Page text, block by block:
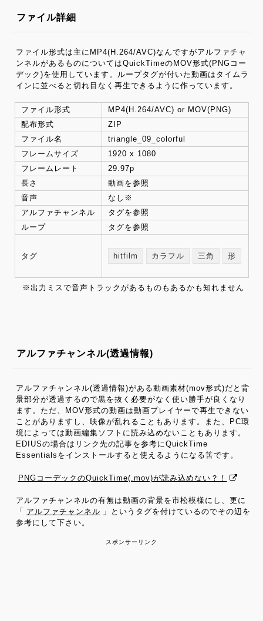
ファイル詳細
ファイル形式は主にMP4(H.264/AVC)なんですがアルファチャ
ンネルがあるものについてはQuickTimeのMOV形式(PNGコー
デック)を使用しています。ループタグが付いた動画はタイムラ
インに並べると切れ目なく再生できるように作っています。
ファイル形式
MP4(H.264/AVC) or MOV(PNG)
配布形式
ZIP
ファイル名
triangle_09_colorful
フレームサイズ
1920 x 1080
フレームレート
29.97p
長さ
動画を参照
音声
なし※
アルファチャンネル
タグを参照
ループ
タグを参照
タグ hitfilm カラフル 三角 形
※出力ミスで音声トラックがあるものもあるかも知れません
アルファチャンネル(透過情報)
アルファチャンネル(透過情報)がある動画素材(mov形式)だと背
景部分が透過するので黒を抜く必要がなく使い勝手が良くなり
ます。ただ、MOV形式の動画は動画プレイヤーで再生できない
ことがありますし、映像が乱れることもあります。また、PC環
境によっては動画編集ソフトに読み込めないこともあります。
EDIUSの場合はリンク先の記事を参考にQuickTime
Essentialsをインストールすると使えるようになる筈です。
PNGコーデックのQuickTime(.mov)が読み込めない？！
アルファチャンネルの有無は動画の背景を市松模様にし、更に
「
アルファチャンネル 」というタグを付けているのでその辺を
参考にして下さい。